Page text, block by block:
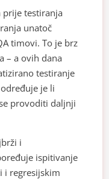
prije testiranja
unatoč
timovi. To je brz
– a ovih dana
testiranje
je li
provoditi daljnji
i
ispitivanje
i regresijskim